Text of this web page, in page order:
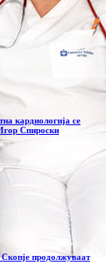
кардиологија се
Спироски
продолжуваат